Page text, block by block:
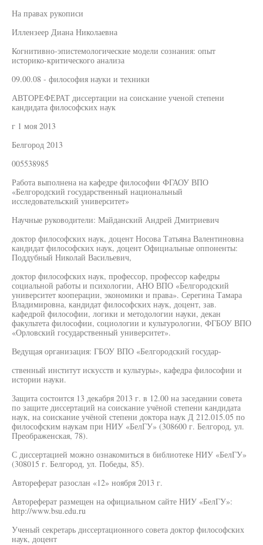
На правах рукописи
Иллензеер Диана Николаевна
Когнитивно-эпистемологические модели сознания: опыт
историко-критического анализа
09.00.08 - философия науки и техники
АВТОРЕФЕРАТ диссертации на соискание ученой степени
кандидата философских наук
г 1 моя 2013
Белгород 2013
005538985
Работа выполнена на кафедре философии ФГАОУ ВПО
«Белгородский государственный национальный
исследовательский университет»
Научные руководители: Майданский Андрей Дмитриевич
доктор философских наук, доцент Носова Татьяна Валентиновна
кандидат философских наук, доцент Официальные оппоненты:
Поддубный Николай Васильевич,
доктор философских наук, профессор, профессор кафедры
социальной работы и психологии, AHO ВПО «Белгородский
университет кооперации, экономики и права». Серегина Тамара
Владимировна, кандидат философских наук, доцент, зав.
кафедрой философии, логики и методологии науки, декан
факультета философии, социологии и культурологии, ФГБОУ ВПО
«Орловский государственный университет».
Ведущая организация: ГБОУ ВПО «Белгородский государ-
ственный институт искусств и культуры», кафедра философии и
истории науки.
Защита состоится 13 декабря 2013 г. в 12.00 на заседании совета
по защите диссертаций на соискание учёной степени кандидата
наук, на соискание учёной степени доктора наук Д 212.015.05 по
философским наукам при НИУ «БелГУ» (308600 г. Белгород, ул.
Преображенская, 78).
С диссертацией можно ознакомиться в библиотеке НИУ «БелГУ»
(308015 г. Белгород, ул. Победы, 85).
Автореферат разослан «12» ноября 2013 г.
Автореферат размещен на официальном сайте НИУ «БелГУ»:
http://www.bsu.edu.ru
Ученый секретарь диссертационного совета доктор философских
наук, доцент